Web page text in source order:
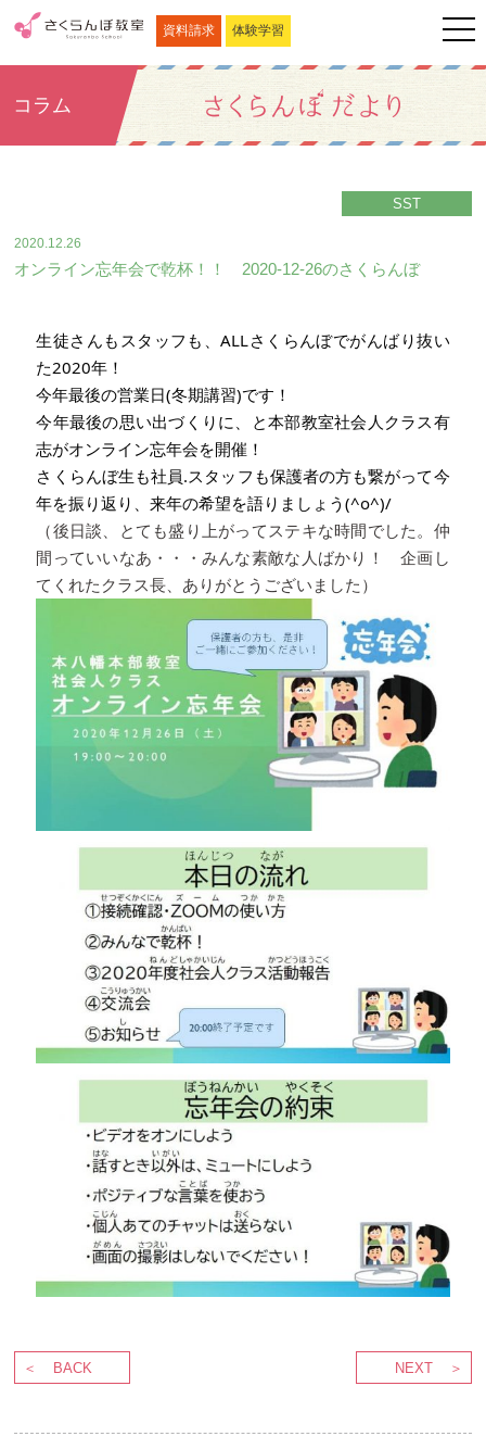
資料請求 体験学習
コラム
SST
2020.12.26
オンライン忘年会で乾杯！！ 2020-12-26のさくらんぼ
生徒さんもスタッフも、ALLさくらんぼでがんばり抜い
た2020年！
今年最後の営業日(冬期講習)です ！
今年最後の思い出づくりに、と本部教室社会人クラス有
志がオンライン忘年会を開催！
さくらんぼ生も社員.スタッフも保護者の方も繋がって今
年を振り返り、来年の希望を語りましょう(^o^)/
（後日談、とても盛り上がってステキな時間でした。仲
間っていいなあ・・・みんな素敵な人ばかり！ 企画し
てくれたクラス長、ありがとうございました）
BACK NEXT